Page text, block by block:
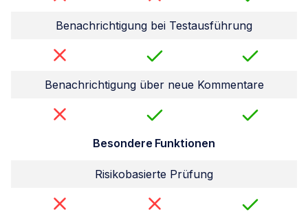
Benachrichtigung bei Testausführung
Benachrichtigung über neue Kommentare
Besondere Funktionen
Risikobasierte Prüfung